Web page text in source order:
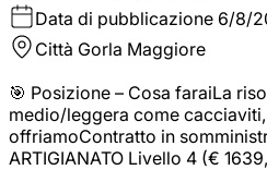
Data di pubblicazione 6/8/
Città Gorla Maggiore
🎯 Posizione – Cosa faraiLa
medio/leggera come
offriamoContratto in
ARTIGIANATO Livello 4 (€